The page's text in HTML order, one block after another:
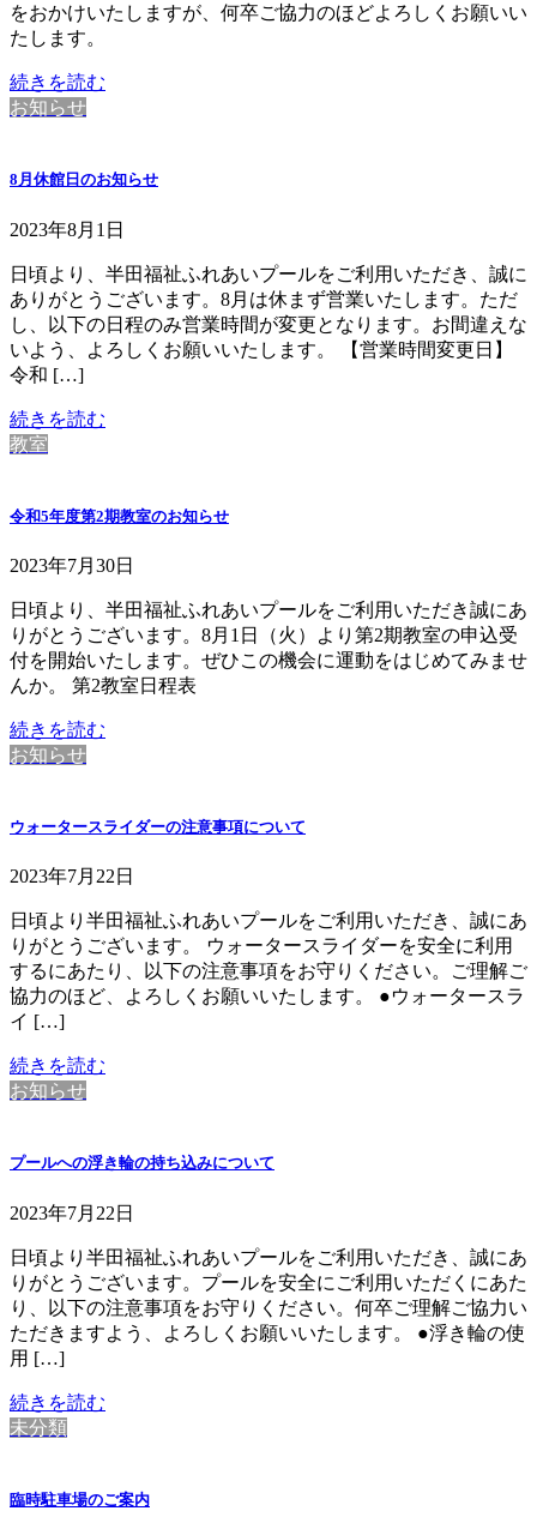
をおかけいたしますが、何卒ご協力のほどよろしくお願いい
たします。
続きを読む
お知らせ
8月休館日のお知らせ
2023年8月1日
日頃より、半田福祉ふれあいプールをご利用いただき、誠に
ありがとうございます。8月は休まず営業いたします。ただ
し、以下の日程のみ営業時間が変更となります。お間違えな
いよう、よろしくお願いいたします。 【営業時間変更日】
令和 […]
続きを読む
教室
令和5年度第2期教室のお知らせ
2023年7月30日
日頃より、半田福祉ふれあいプールをご利用いただき誠にあ
りがとうございます。8月1日（火）より第2期教室の申込受
付を開始いたします。ぜひこの機会に運動をはじめてみませ
んか。 第2教室日程表
続きを読む
お知らせ
ウォータースライダーの注意事項について
2023年7月22日
日頃より半田福祉ふれあいプールをご利用いただき、誠にあ
りがとうございます。 ウォータースライダーを安全に利用
するにあたり、以下の注意事項をお守りください。ご理解ご
協力のほど、よろしくお願いいたします。 ●ウォータースラ
イ […]
続きを読む
お知らせ
プールへの浮き輪の持ち込みについて
2023年7月22日
日頃より半田福祉ふれあいプールをご利用いただき、誠にあ
りがとうございます。プールを安全にご利用いただくにあた
り、以下の注意事項をお守りください。何卒ご理解ご協力い
ただきますよう、よろしくお願いいたします。 ●浮き輪の使
用 […]
続きを読む
未分類
臨時駐車場のご案内